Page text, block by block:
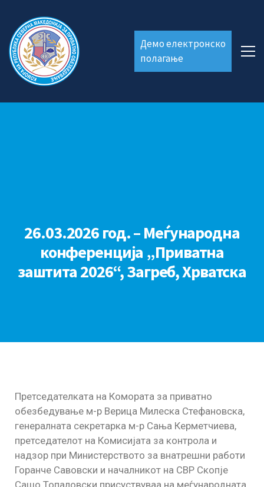
Демо електронско
полагање
26.03.2026 год. – Меѓународна
конференција „Приватна
заштита 2026“, Загреб, Хрватска
Претседателката на Комората за приватно
обезбедување м-р Верица Милеска Стефановска,
генералната секретарка м-р Сања Керметчиева,
претседателот на Комисијата за контрола и
надзор при Министерството за внатрешни работи
Горанче Савовски и началникот на СВР Скопје
Сашо Топаловски присуствуваа на меѓународната